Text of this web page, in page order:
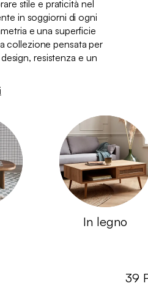
stile e praticità nel
in soggiorni di ogni
e una superficie
collezione pensata per
resistenza e un
In legno
39